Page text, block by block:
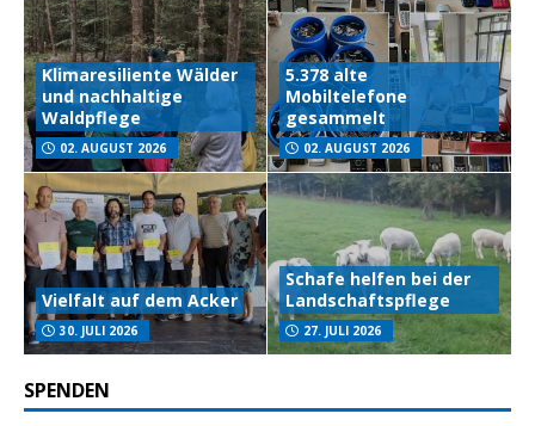
Klimaresiliente Wälder
und nachhaltige
Waldpflege
02. AUGUST 2026
5.378 alte
Mobiltelefone
gesammelt
02. AUGUST 2026
Vielfalt auf dem Acker
30. JULI 2026
Schafe helfen bei der
Landschaftspflege
27. JULI 2026
SPENDEN